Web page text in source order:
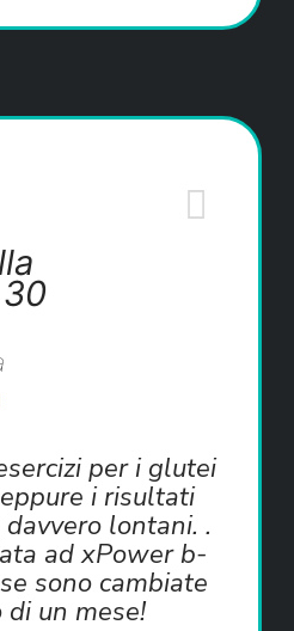
per i glutei
i risultati
lontani. .
ad xPower b-
sono cambiate
di un mese!